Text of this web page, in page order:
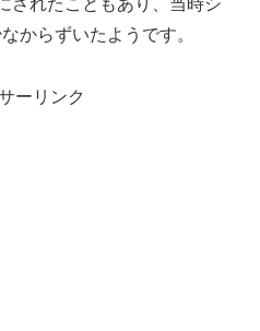
からずいたようです。
ーリンク